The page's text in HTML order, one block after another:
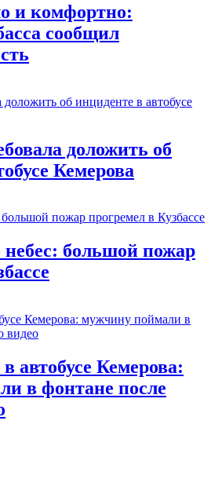
и комфортно:
сообщил
доложить об
Кемерова
большой пожар
автобусе Кемерова:
в фонтане после